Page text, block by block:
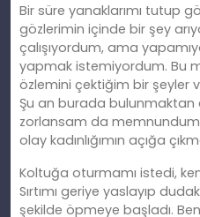
Bir süre yanaklarımı tutup
gözlerimin içinde bir şey
çalışıyordum, ama
yapmak istemiyordum. Bu
özlemini çektiğim bir şeyler
Şu an burada bulunmaktan
zorlansam da memnundum.
olay kadınlığımın açığa
Koltuğa oturmamı istedi,
Sırtımı geriye yaslayıp
şekilde öpmeye başladı.